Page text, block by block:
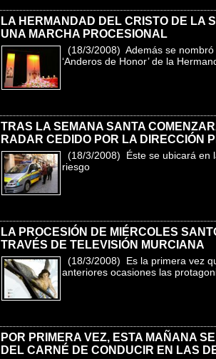
LA HERMANDAD DEL CRISTO DE LA
UNA MARCHA PROCESIONAL
(18/3/2008) Además se
‘Anderos de Honor’ de la
TRAS LA SEMANA SANTA
RADAR CEDIDO POR LA DIRECCIÓN
(18/3/2008) Éste se ubicará en
riesgo
LA PROCESIÓN DE MIÉRCOLES
TRAVÉS DE TELEVISIÓN MURCIANA
(18/3/2008) Es la primera vez
anteriores ocasiones las
POR PRIMERA VEZ, ESTA MAÑANA
DEL CARNÉ DE CONDUCIR EN LAS